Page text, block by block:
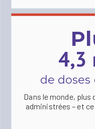
4,3
de
Dans le monde,
administrées – et